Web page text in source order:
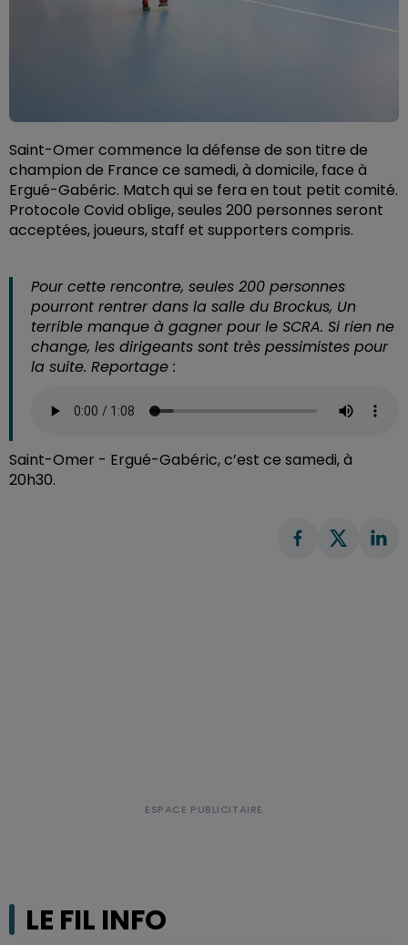
Saint-Omer commence la défense de son titre de
champion de France ce samedi, à domicile, face à
Ergué-Gabéric. Match qui se fera en tout petit comité.
Protocole Covid oblige, seules 200 personnes seront
acceptées, joueurs, staff et supporters compris.
Pour cette rencontre, seules 200 personnes
pourront rentrer dans la salle du Brockus, Un
terrible manque à gagner pour le SCRA. Si rien ne
change, les dirigeants sont très pessimistes pour
la suite. Reportage :
Saint-Omer - Ergué-Gabéric, c’est ce samedi, à
20h30.
LE FIL INFO